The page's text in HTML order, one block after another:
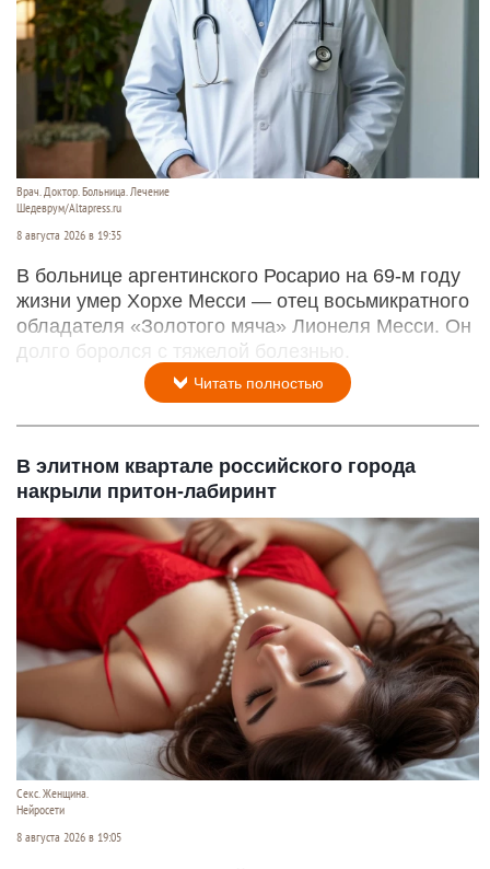
Врач. Доктор. Больница. Лечение
Шедеврум/Altapress.ru
8 августа 2026 в 19:35
В больнице аргентинского Росарио на 69-м году
жизни умер Хорхе Месси — отец восьмикратного
обладателя «Золотого мяча» Лионеля Месси. Он
долго боролся с тяжелой болезнью.
Читать полностью
В элитном квартале российского города
накрыли притон-лабиринт
Секс. Женщина.
Нейросети
8 августа 2026 в 19:05